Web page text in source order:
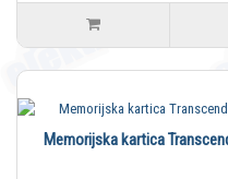
Memorijska kartica